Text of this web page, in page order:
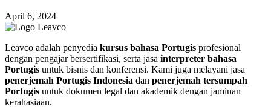
April 6, 2024
Leavco adalah penyedia kursus bahasa Portugis profesional
dengan pengajar bersertifikasi, serta jasa interpreter bahasa
Portugis untuk bisnis dan konferensi. Kami juga melayani jasa
penerjemah Portugis Indonesia dan penerjemah tersumpah
Portugis untuk dokumen legal dan akademik dengan jaminan
kerahasiaan.